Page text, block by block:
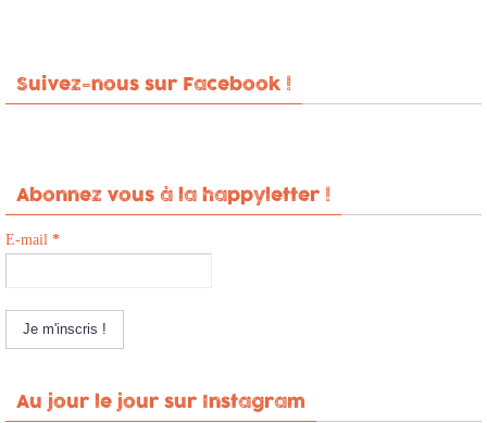
Suivez-nous sur Facebook !
Abonnez vous à la happyletter !
E-mail *
Au jour le jour sur Instagram